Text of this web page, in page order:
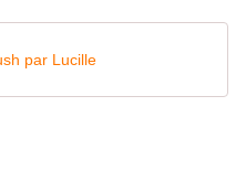
par Lucille